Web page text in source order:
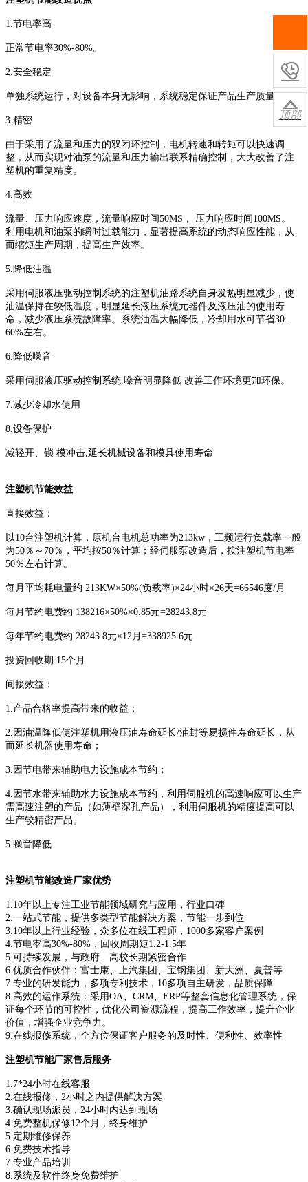
1.节电率高
正常节电率30%-80%。
2.安全稳定
单独系统运行，对设备本身无影响，系统稳定保证产品生产质量
3.精密
由于采用了流量和压力的双闭环控制，电机转速和转矩可以快速调
整，从而实现对油泵的流量和压力输出联系精确控制，大大改善了注
塑机的重复精度。
4.高效
流量、压力响应速度，流量响应时间50MS， 压力响应时间100MS。
利用电机和油泵的瞬时过载能力，显著提高系统的动态响应性能，从
而缩短生产周期，提高生产效率。
5.降低油温
采用伺服液压驱动控制系统的注塑机油路系统自身发热明显减少，使
油温保持在较低温度，明显延长液压系统元器件及液压油的使用寿
命，减少液压系统故障率。系统油温大幅降低，冷却用水可节省30-
60%左右。
6.降低噪音
采用伺服液压驱动控制系统,噪音明显降低 改善工作环境更加环保。
7.减少冷却水使用
8.设备保护
减轻开、锁 模冲击,延长机械设备和模具使用寿命
注塑机节能效益
直接效益：
以10台注塑机计算，原机台电机总功率为213kw，工频运行负载率一般
为50％～70％，平均按50％计算；经伺服泵改造后，按注塑机节电率
50％左右计算。
每月平均耗电量约 213KW×50%(负载率)×24小时×26天=66546度/月
每月节约电费约 138216×50%×0.85元=28243.8元
每年节约电费约 28243.8元×12月=338925.6元
投资回收期 15个月
间接效益：
1.产品合格率提高带来的收益；
2.因油温降低使注塑机用液压油寿命延长/油封等易损件寿命延长，从
而延长机器使用寿命；
3.因节电带来辅助电力设施成本节约；
4.因节水带来辅助水力设施成本节约，利用伺服机的高速响应可以生产
需高速注塑的产品（如薄壁深孔产品），利用伺服机的精度提高可以
生产较精密产品。
5.噪音降低
注塑机节能改造厂家优势
1.10年以上专注工业节能领域研究与应用，行业口碑
2.一站式节能，提供多类型节能解决方案，节能一步到位
3.10年以上行业经验，众多位在线工程师，1000多家客户案例
4.节电率高30%-80%，回收周期短1.2-1.5年
5.可持续发展，与政府、高校长期紧密合作
6.优质合作伙伴：富士康、上汽集团、宝钢集团、新大洲、夏普等
7.专业的研发能力，多项专利技术，10多项自主研发，品质保障
8.高效的运作系统：采用OA、CRM、ERP等整套信息化管理系统，保
证每个环节的可控性，优化公司资源流程，提高工作效率，提升企业
价值，增强企业竞争力。
9.在线报修系统，全方位保证客户服务的及时性、便利性、效率性
注塑机节能厂家售后服务
1.7*24小时在线客服
2.在线报修，2小时之内提供解决方案
3.确认现场派员，24小时内达到现场
4.免费整机保修12个月，终身维护
5.定期维修保养
6.免费技术指导
7.专业产品培训
8.系统及软件终身免费维护


顶部